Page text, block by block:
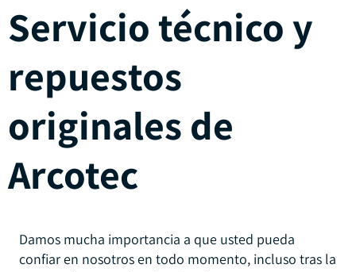
Servicio técnico y
repuestos
originales de
Arcotec
Damos mucha importancia a que usted pueda
confiar en nosotros en todo momento, incluso tras la